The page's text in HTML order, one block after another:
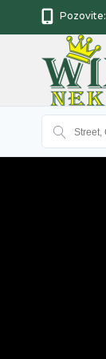
Pozovite: